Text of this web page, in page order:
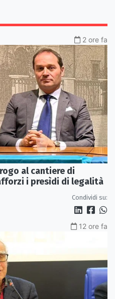
2 ore fa
al cantiere di
i presìdi di legalità
Condividi su:
12 ore fa